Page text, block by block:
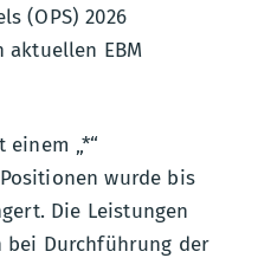
(OPS) 2026
EBM
einem „*“
wurde bis
Die Leistungen
Durchführung der